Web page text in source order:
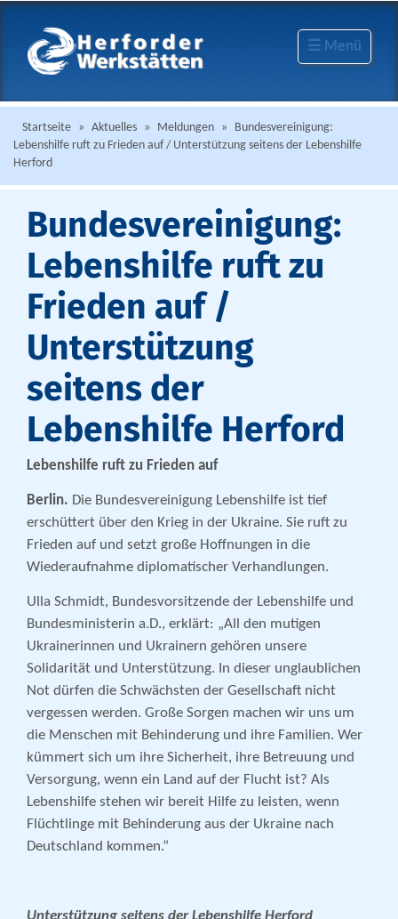
☰ Menü
Startseite » Aktuelles » Meldungen »
Bundesvereinigung:
Lebenshilfe ruft zu Frieden auf / Unterstützung seitens der Lebenshilfe
Herford
Bundesvereinigung:
Lebenshilfe ruft zu
Frieden auf /
Unterstützung
seitens der
Lebenshilfe Herford
Lebenshilfe ruft zu Frieden auf
Berlin. Die Bundesvereinigung Lebenshilfe ist tief
erschüttert über den Krieg in der Ukraine. Sie ruft zu
Frieden auf und setzt große Hoffnungen in die
Wiederaufnahme diplomatischer Verhandlungen.
Ulla Schmidt, Bundesvorsitzende der Lebenshilfe und
Bundesministerin a.D., erklärt: „All den mutigen
Ukrainerinnen und Ukrainern gehören unsere
Solidarität und Unterstützung. In dieser unglaublichen
Not dürfen die Schwächsten der Gesellschaft nicht
vergessen werden. Große Sorgen machen wir uns um
die Menschen mit Behinderung und ihre Familien. Wer
kümmert sich um ihre Sicherheit, ihre Betreuung und
Versorgung, wenn ein Land auf der Flucht ist? Als
Lebenshilfe stehen wir bereit Hilfe zu leisten, wenn
Flüchtlinge mit Behinderung aus der Ukraine nach
Deutschland kommen.“
Unterstützung seitens der Lebenshilfe Herford